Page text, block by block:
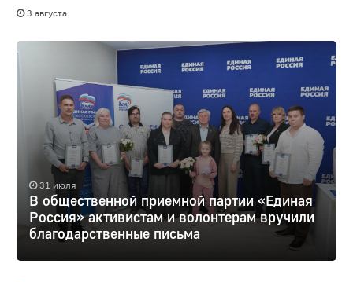
3 августа
31 июля
В общественной приемной партии «Единая
Россия» активистам и волонтерам вручили
благодарственные письма